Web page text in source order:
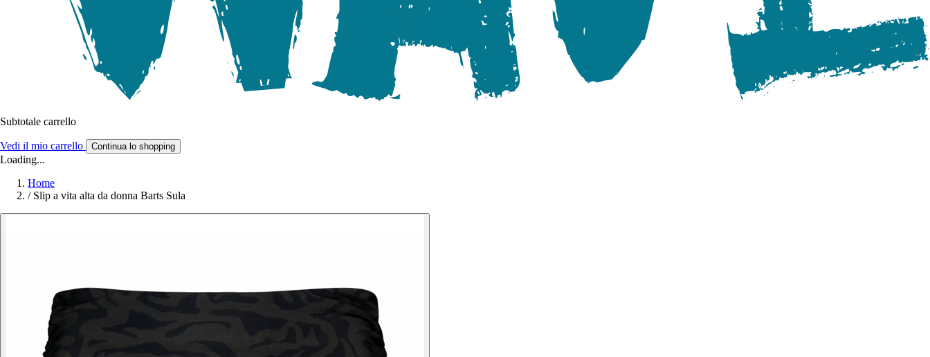
Subtotale carrello
Vedi il mio carrello Continua lo shopping
Loading...
Home
/ Slip a vita alta da donna Barts Sula